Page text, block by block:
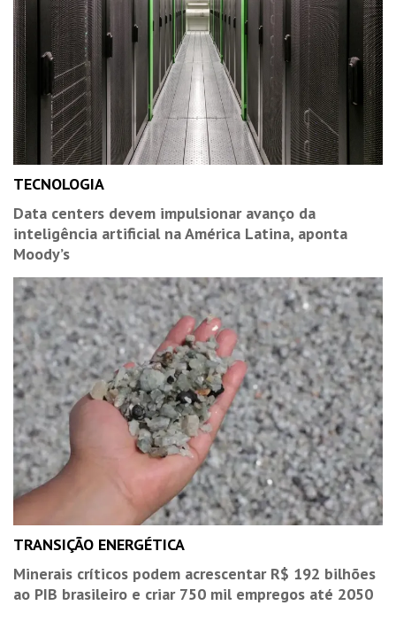
TECNOLOGIA
Data centers devem impulsionar avanço da
inteligência artificial na América Latina, aponta
Moody’s
TRANSIÇÃO ENERGÉTICA
Minerais críticos podem acrescentar R$ 192 bilhões
ao PIB brasileiro e criar 750 mil empregos até 2050